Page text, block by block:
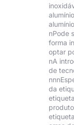
nPode
forma
optar
nA
de
da